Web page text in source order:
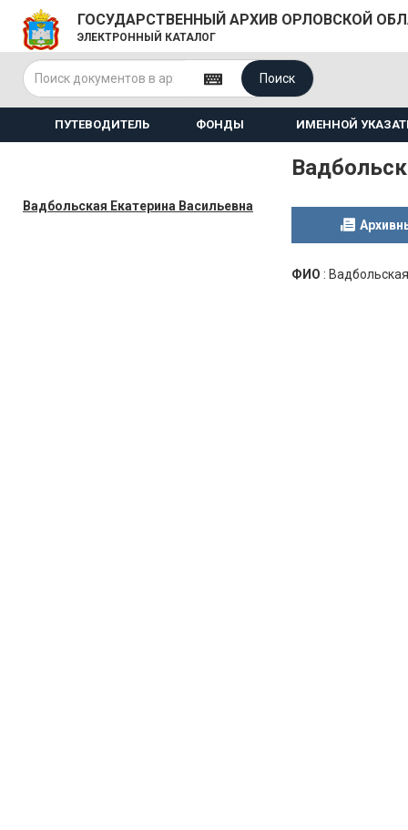
ГОСУДАРСТВЕННЫЙ АРХИВ ОРЛОВСКОЙ
ЭЛЕКТРОННЫЙ КАТАЛОГ
Поиск
ПУТЕВОДИТЕЛЬ ФОНДЫ ИМЕННОЙ
Вадбольская Екатерина Васильевна
ФИО :